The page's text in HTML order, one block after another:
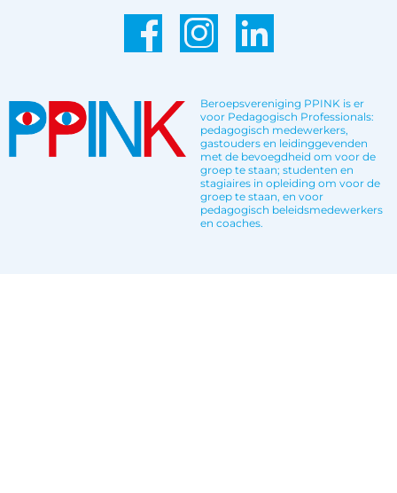
Beroepsvereniging PPINK is er
voor Pedagogisch Professionals:
pedagogisch medewerkers,
gastouders en leidinggevenden
met de bevoegdheid om voor de
groep te staan; studenten en
stagiaires in opleiding om voor de
groep te staan, en voor
pedagogisch beleidsmedewerkers
en coaches.